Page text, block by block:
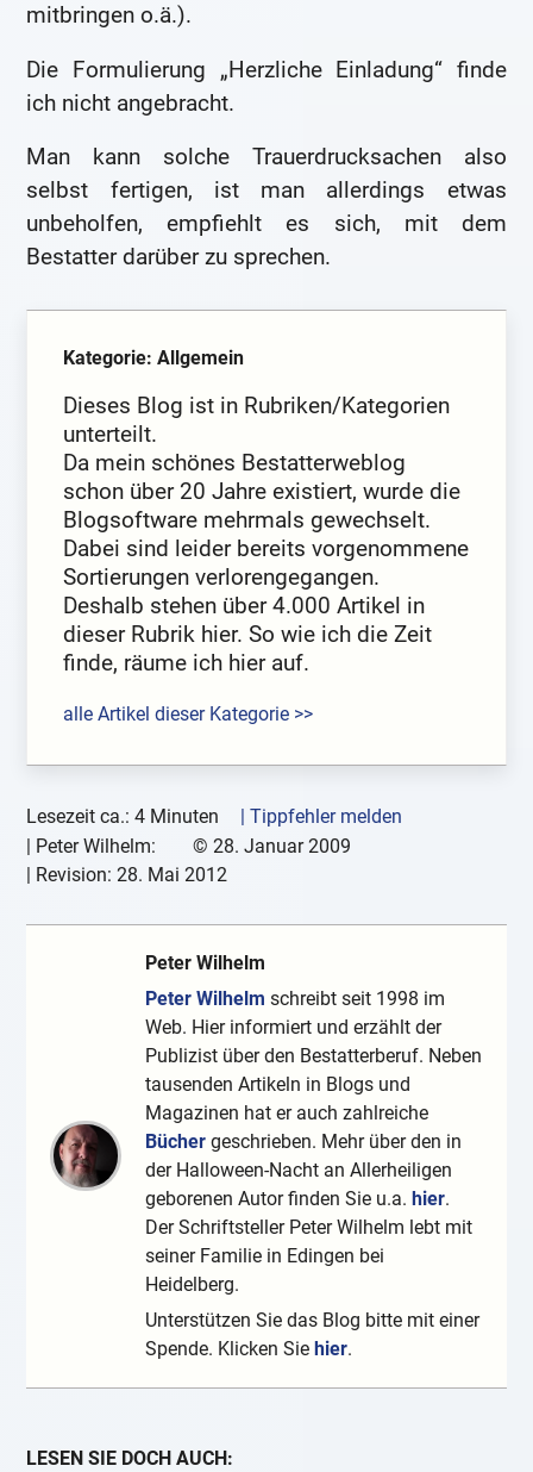
mitbringen o.ä.).
Die Formulierung „Herzliche Einladung“ finde
ich nicht angebracht.
Man kann solche Trauerdrucksachen also
selbst fertigen, ist man allerdings etwas
unbeholfen, empfiehlt es sich, mit dem
Bestatter darüber zu sprechen.
Kategorie: Allgemein
Dieses Blog ist in Rubriken/Kategorien
unterteilt.
Da mein schönes Bestatterweblog
schon über 20 Jahre existiert, wurde die
Blogsoftware mehrmals gewechselt.
Dabei sind leider bereits vorgenommene
Sortierungen verlorengegangen.
Deshalb stehen über 4.000 Artikel in
dieser Rubrik hier. So wie ich die Zeit
finde, räume ich hier auf.
alle Artikel dieser Kategorie >>
Lesezeit ca.: 4 Minuten
| Tippfehler melden
Peter Wilhelm: © 28. Januar 2009
| Revision:28. Mai 2012
Peter Wilhelm
Peter Wilhelm schreibt seit 1998 im
Web. Hier informiert und erzählt der
Publizist über den Bestatterberuf. Neben
tausenden Artikeln in Blogs und
Magazinen hat er auch zahlreiche
Bücher geschrieben. Mehr über den in
der Halloween-Nacht an Allerheiligen
geborenen Autor finden Sie u.a. hier.
Der Schriftsteller Peter Wilhelm lebt mit
seiner Familie in Edingen bei
Heidelberg.
Unterstützen Sie das Blog bitte mit einer
Spende. Klicken Sie hier.
LESEN SIE DOCH AUCH: